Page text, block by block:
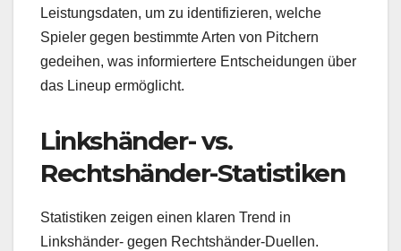
Leistungsdaten, um zu identifizieren, welche
Spieler gegen bestimmte Arten von Pitchern
gedeihen, was informiertere Entscheidungen über
das Lineup ermöglicht.
Linkshänder- vs.
Rechtshänder-Statistiken
Statistiken zeigen einen klaren Trend in
Linkshänder- gegen Rechtshänder-Duellen.